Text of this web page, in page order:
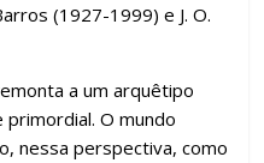
(1927-1999) e J. O.
a um arquêtipo
primordial. O mundo
nessa perspectiva, como